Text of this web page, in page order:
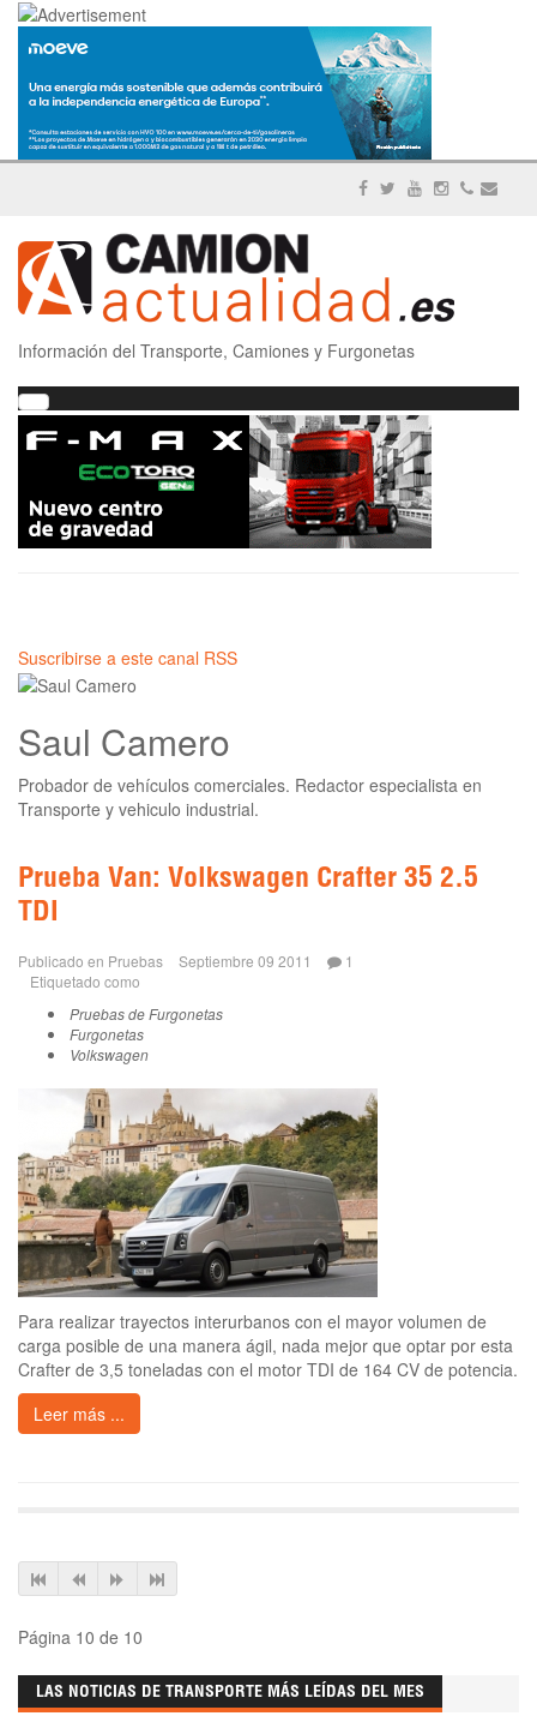
Información del Transporte, Camiones y Furgonetas
Suscribirse a este canal RSS
Saul Camero
Probador de vehículos comerciales. Redactor especialista en
Transporte y vehiculo industrial.
Prueba Van: Volkswagen Crafter 35 2.5
TDI
Publicado en Pruebas Septiembre 09 2011
1
Etiquetado como
Pruebas de Furgonetas
Furgonetas
Volkswagen
Para realizar trayectos interurbanos con el mayor volumen de
carga posible de una manera ágil, nada mejor que optar por esta
Crafter de 3,5 toneladas con el motor TDI de 164 CV de potencia.
Leer más ...
Página 10 de 10
LAS NOTICIAS DE TRANSPORTE MÁS LEÍDAS DEL MES